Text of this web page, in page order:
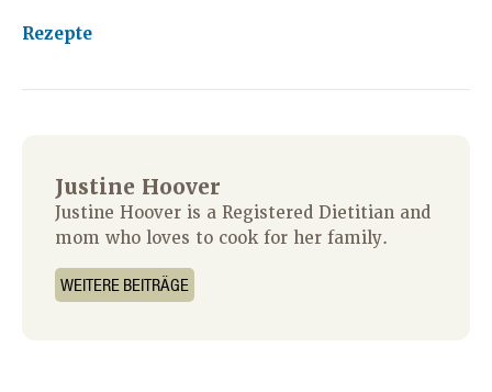
Rezepte
Justine Hoover
Justine Hoover is a Registered Dietitian and
mom who loves to cook for her family.
WEITERE BEITRÄGE